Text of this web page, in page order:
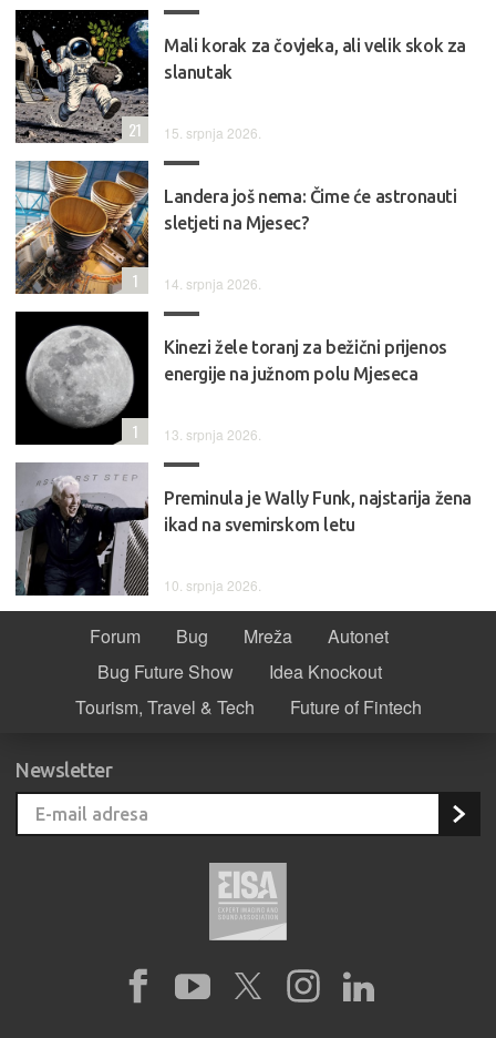
Mali korak za čovjeka, ali velik skok za
slanutak
15. srpnja 2026.
21
Landera još nema: Čime će astronauti
sletjeti na Mjesec?
14. srpnja 2026.
1
Kinezi žele toranj za bežični prijenos
energije na južnom polu Mjeseca
13. srpnja 2026.
1
Preminula je Wally Funk, najstarija žena
ikad na svemirskom letu
10. srpnja 2026.
Forum Bug Mreža
Autonet
Bug Future Show
Idea Knockout
Tourism, Travel & Tech
Future of Fintech
Newsletter